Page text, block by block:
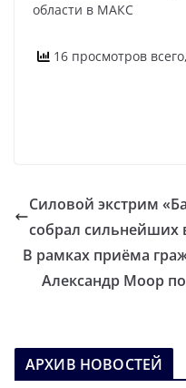
области в МАКС
16 просмотров
Силовой экстрим
собрал сильнейших
В рамках приёма
Александр Моор
АРХИВ НОВОСТЕЙ